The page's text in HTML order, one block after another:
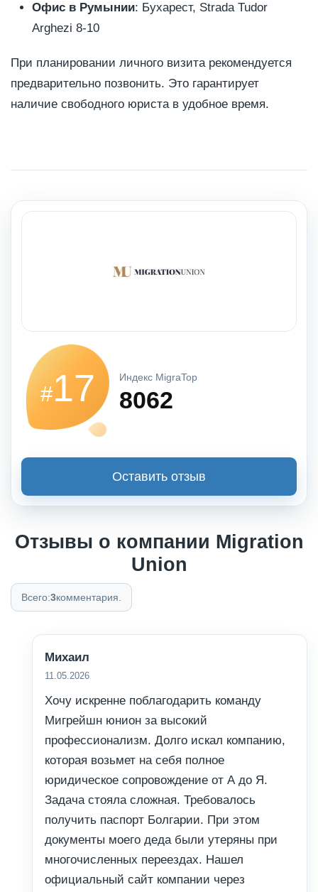
Офис в Румынии: Бухарест, Strada Tudor
Arghezi 8-10
При планировании личного визита рекомендуется
предварительно позвонить. Это гарантирует
наличие свободного юриста в удобное время.
#17 Индекс MigraTop
8062
Оставить отзыв
Отзывы о компании Migration
Union
Всего:3комментария.
Михаил
11.05.2026
Хочу искренне поблагодарить команду
Мигрейшн юнион за высокий
профессионализм. Долго искал компанию,
которая возьмет на себя полное
юридическое сопровождение от А до Я.
Задача стояла сложная. Требовалось
получить паспорт Болгарии. При этом
документы моего деда были утеряны при
многочисленных переездах. Нашел
официальный сайт компании через